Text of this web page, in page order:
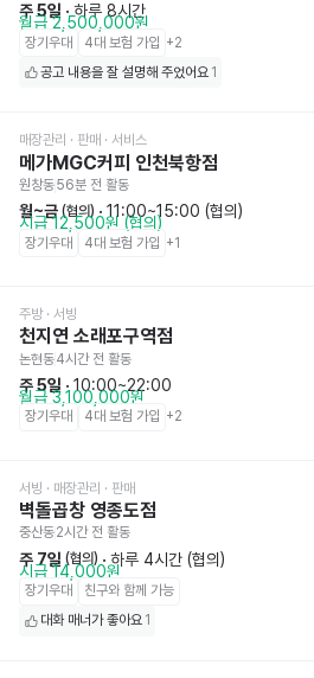
주 5일 · 하루 8시간
월급 2,500,000원
장기우대 4대 보험 가입 +2
공고 내용을 잘 설명해 주었어요 1
매장관리 · 판매 · 서비스
메가MGC커피 인천북항점
원창동56분 전 활동
월~금 (협의) · 11:00~15:00 (협의)
시급 12,500원 (협의)
장기우대 4대 보험 가입 +1
주방 · 서빙
천지연 소래포구역점
논현동4시간 전 활동
주 5일 · 10:00~22:00
월급 3,100,000원
장기우대 4대 보험 가입 +2
서빙 · 매장관리 · 판매
벽돌곱창 영종도점
중산동2시간 전 활동
주 7일 (협의) · 하루 4시간 (협의)
시급 14,000원
장기우대
친구와 함께 가능
대화 매너가 좋아요 1